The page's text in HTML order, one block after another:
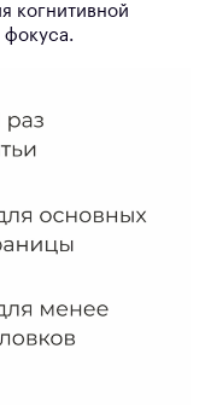
когнитивной
фокуса.